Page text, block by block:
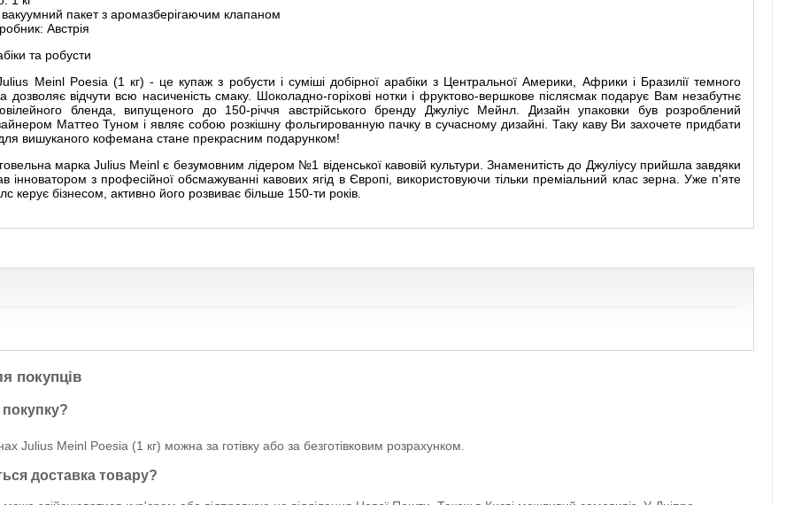
пакет з аромазберігаючим клапаном
Австрія
та робусти
Meinl Poesia (1 кг) - це купаж з робусти і суміші добірної арабіки з Центральної Америки, Африки і Бразилії темного
дозволяє відчути всю насиченість смаку. Шоколадно-горіхові нотки і фруктово-вершкове післясмак подарує Вам незабутнє
бленда, випущеного до 150-річчя австрійського бренду Джуліус Мейнл. Дизайн упаковки був розроблений
Маттео Туном і являє собою розкішну фольгированную пачку в сучасному дизайні. Таку каву Ви захочете придбати
для вишуканого кофемана стане прекрасним подарунком!
марка Julius Meinl є безумовним лідером №1 віденської кавовій культури. Знаменитість до Джуліусу прийшла завдяки
інноватором з професійної обсмажуванні кавових ягід в Європі, використовуючи тільки преміальний клас зерна. Уже п'яте
керує бізнесом, активно його розвиває більше 150-ти років.
покупців
Julius Meinl Poesia (1 кг) можна за готівку або за безготівковим розрахунком.
доставка товару?